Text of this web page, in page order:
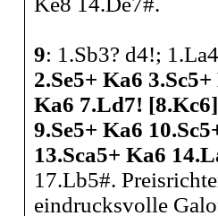
9: 1.Sb3? d4!;
2.Se5+ Ka6
Ka6 7.Ld7!
9.Se5+ Ka6
13.Sca5+ Ka6
17.Lb5#.
eindrucksvolle